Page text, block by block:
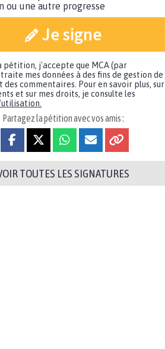
ou une autre progresse
Je signe
pétition, j'accepte que MCA (par
mes données à des fins de gestion de
des commentaires. Pour en savoir plus, sur
et sur mes droits, je consulte les
Partagez la pétition avec vos amis :
TOUTES LES SIGNATURES